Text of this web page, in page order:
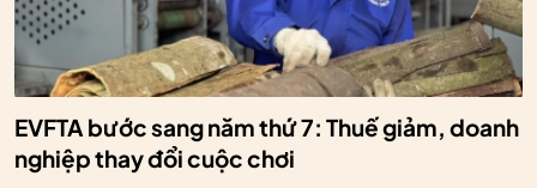
EVFTA bước sang năm thứ 7: Thuế giảm, doanh
nghiệp thay đổi cuộc chơi